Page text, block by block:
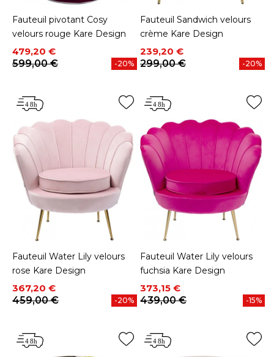
Fauteuil pivotant Cosy
velours rouge Kare Design
Prix
479,20 €
Prix de base
599,00 €
-20%
Fauteuil Sandwich velours
crème Kare Design
Prix
239,20 €
Prix de base
299,00 €
-20%
Fauteuil Water Lily velours
rose Kare Design
Prix
367,20 €
Prix de base
459,00 €
-20%
Fauteuil Water Lily velours
fuchsia Kare Design
Prix
373,15 €
Prix de base
439,00 €
-15%